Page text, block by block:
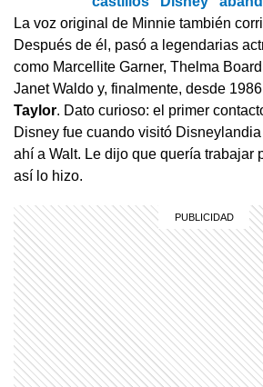
La voz original de Minnie también
Después de él, pasó a legendarias
como Marcellite Garner, Thelma
Janet Waldo y, finalmente, desde
Taylor. Dato curioso: el primer
Disney fue cuando visitó
ahí a Walt. Le dijo que quería trabajar
así lo hizo.